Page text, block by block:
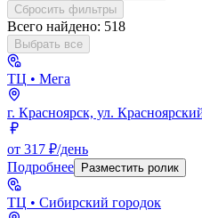
Сбросить фильтры
Всего найдено: 518
Выбрать все
ТЦ • Мега
г. Красноярск, ул.
от 317 ₽/день
Подробнее
Разместить ролик
ТЦ • Сибирский городок